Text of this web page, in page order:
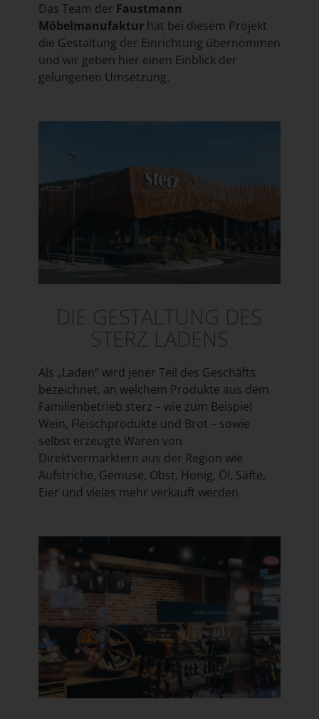
Das Team der Faustmann
Möbelmanufakturhat bei diesem Projekt
die Gestaltung der Einrichtung übernommen
und wir geben hier einen Einblick der
gelungenen Umsetzung.
DIE GESTALTUNG DES
STERZ LADENS
Als „Laden“ wird jener Teil des Geschäfts
bezeichnet, an welchem Produkte aus dem
Familienbetrieb sterz – wie zum Beispiel
Wein, Fleischprodukte und Brot – sowie
selbst erzeugte Waren von
Direktvermarktern aus der Region wie
Aufstriche, Gemüse, Obst, Honig, Öl, Säfte,
Eier und vieles mehr verkauft werden.